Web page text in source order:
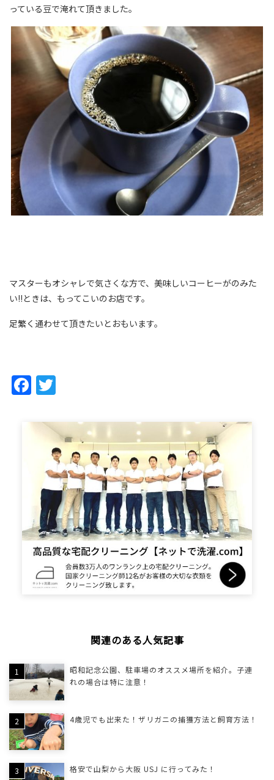
っている豆で淹れて頂きました。
マスターもオシャレで気さくな方で、美味しいコーヒーがのみた
い!!ときは、もってこいのお店です。
足繁く通わせて頂きたいとおもいます。
Facebook
関連のある人気記事
昭和記念公園、駐車場のオススメ場所を紹介。子連
れの場合は特に注意！
4歳児でも出来た！ザリガニの捕獲方法と飼育方法！
格安で山梨から大阪 USJ に行ってみた！